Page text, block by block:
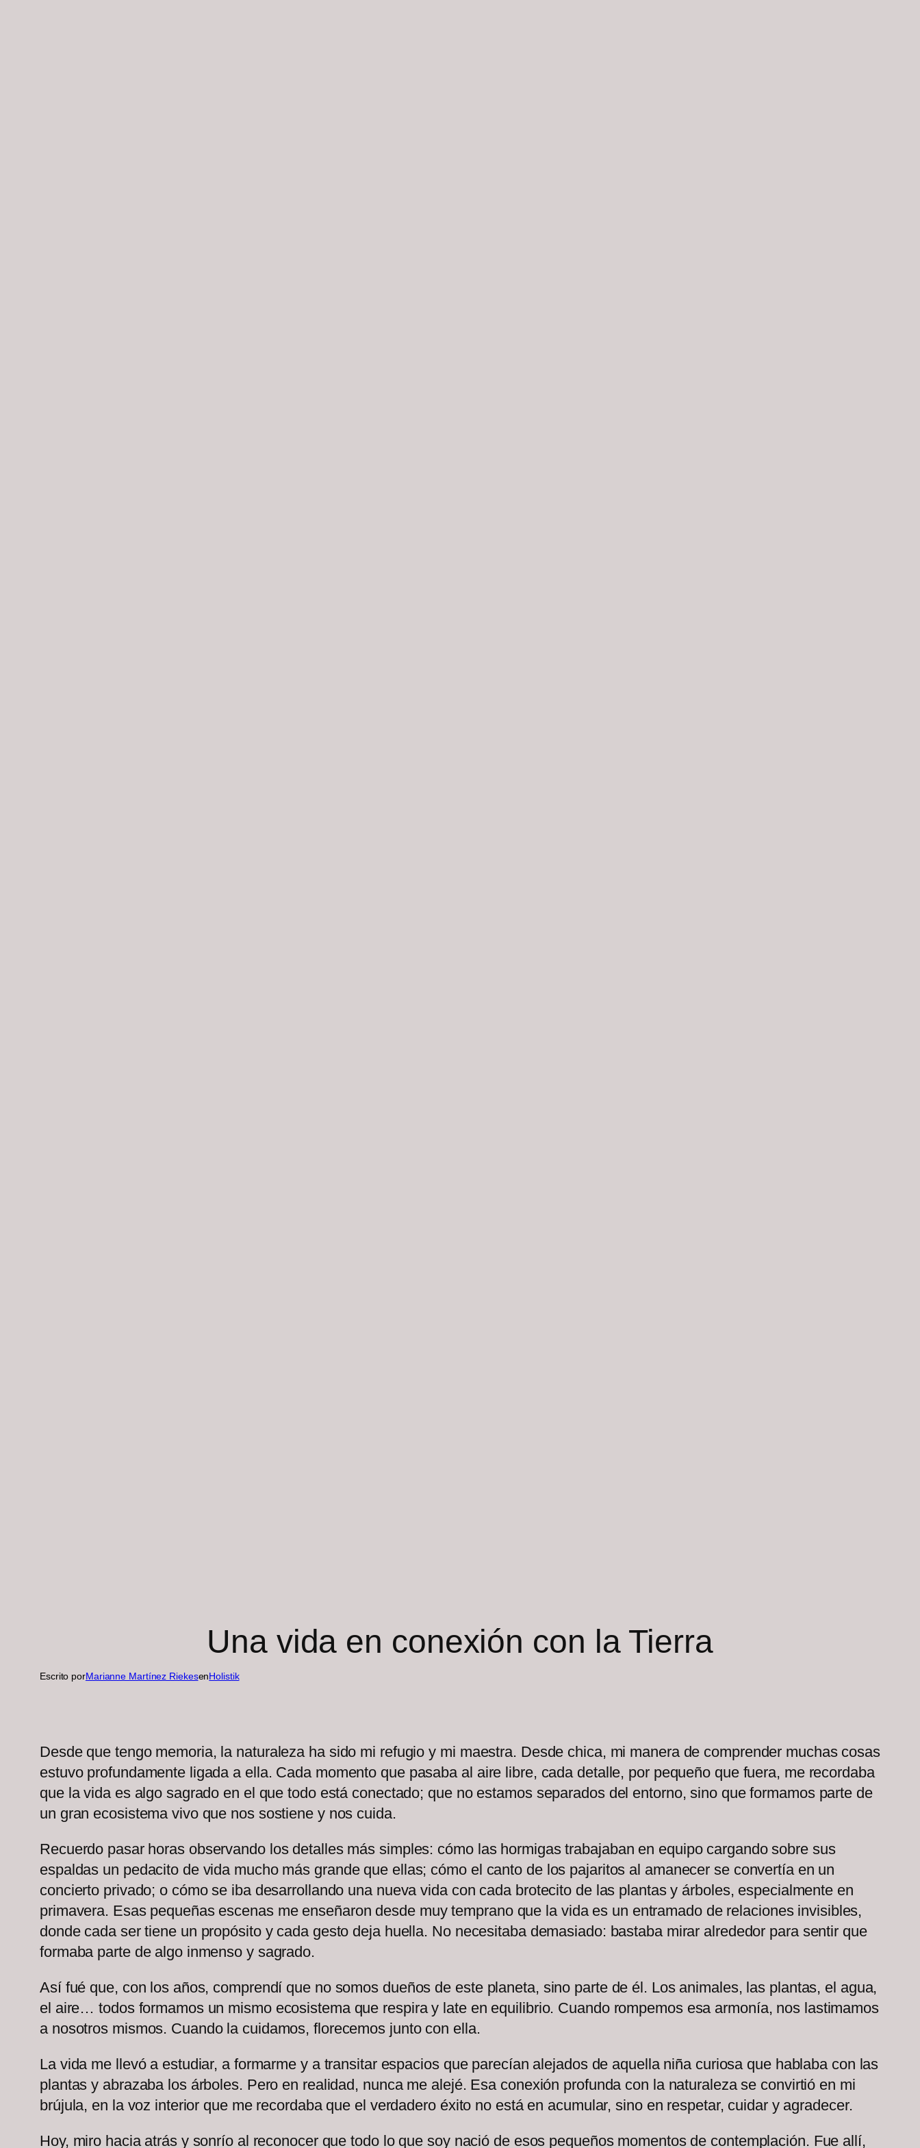
Una vida en conexión con la Tierra
Escrito porMarianne Martínez RiekesenHolistik
Desde que tengo memoria, la naturaleza ha sido mi refugio y mi maestra. Desde chica, mi manera de comprender muchas cosas
estuvo profundamente ligada a ella. Cada momento que pasaba al aire libre, cada detalle, por pequeño que fuera, me recordaba
que la vida es algo sagrado en el que todo está conectado; que no estamos separados del entorno, sino que formamos parte de
un gran ecosistema vivo que nos sostiene y nos cuida.
Recuerdo pasar horas observando los detalles más simples: cómo las hormigas trabajaban en equipo cargando sobre sus
espaldas un pedacito de vida mucho más grande que ellas; cómo el canto de los pajaritos al amanecer se convertía en un
concierto privado; o cómo se iba desarrollando una nueva vida con cada brotecito de las plantas y árboles, especialmente en
primavera. Esas pequeñas escenas me enseñaron desde muy temprano que la vida es un entramado de relaciones invisibles,
donde cada ser tiene un propósito y cada gesto deja huella. No necesitaba demasiado: bastaba mirar alrededor para sentir que
formaba parte de algo inmenso y sagrado.
Así fué que, con los años, comprendí que no somos dueños de este planeta, sino parte de él. Los animales, las plantas, el agua,
el aire… todos formamos un mismo ecosistema que respira y late en equilibrio. Cuando rompemos esa armonía, nos lastimamos
a nosotros mismos. Cuando la cuidamos, florecemos junto con ella.
La vida me llevó a estudiar, a formarme y a transitar espacios que parecían alejados de aquella niña curiosa que hablaba con las
plantas y abrazaba los árboles. Pero en realidad, nunca me alejé. Esa conexión profunda con la naturaleza se convirtió en mi
brújula, en la voz interior que me recordaba que el verdadero éxito no está en acumular, sino en respetar, cuidar y agradecer.
Hoy, miro hacia atrás y sonrío al reconocer que todo lo que soy nació de esos pequeños momentos de contemplación. Fue allí,